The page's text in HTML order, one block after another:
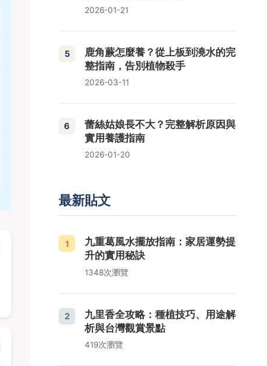
2026-01-21
5
鹿角蕨怎麼養？從上板到澆水的完
整指南，告別植物殺手
2026-03-11
6
蕾絲姑娘長不大？完整解析原因與
實用養護指南
2026-01-20
最新貼文
1
九重葛風水擺放指南：家居運勢提
升的實用秘訣
1348次瀏覽
2
九里香全攻略：種植技巧、用途解
析與台灣觀賞景點
419次瀏覽